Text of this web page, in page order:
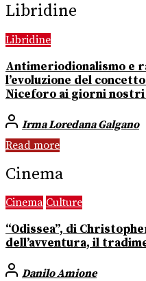
Libridine
Libridine
Antimeriodionalismo e
l’evoluzione del
Niceforo ai giorni
Irma Loredana Galgano
Read more
Cinema
Cinema Culture
“Odissea”, di
dell’avventura, il
Danilo Amione